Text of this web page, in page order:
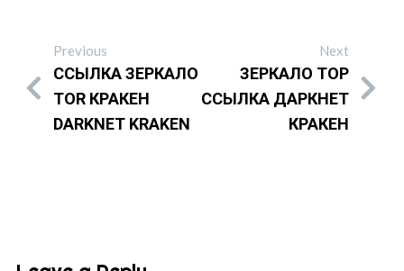
Previous
ССЫЛКА ЗЕРКАЛО
TOR КРАКЕН
DARKNET KRAKEN
Next
ЗЕРКАЛО ТОР
ССЫЛКА ДАРКНЕТ
КРАКЕН